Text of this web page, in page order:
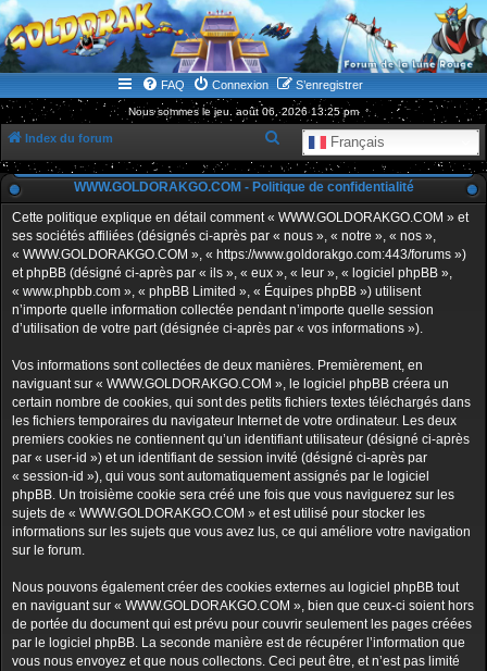
WWW.GOLDORAKGO.COM
le site de la Lune Rouge
FAQ Connexion S’enregistrer
Nous sommes le jeu. août 06, 2026 13:25 pm
Index du forum Français
e
c
h
e
c
r
WWW.GOLDORAKGO.COM - Politique de confidentialité
Cette politique explique en détail comment « WWW.GOLDORAKGO.COM » et
ses sociétés affiliées (désignés ci-après par « nous », « notre », « nos »,
« WWW.GOLDORAKGO.COM », « https://www.goldorakgo.com:443/forums »)
et phpBB (désigné ci-après par « ils », « eux », « leur », « logiciel phpBB »,
« www.phpbb.com », « phpBB Limited », « Équipes phpBB ») utilisent
n’importe quelle information collectée pendant n’importe quelle session
d’utilisation de votre part (désignée ci-après par « vos informations »).
Vos informations sont collectées de deux manières. Premièrement, en
naviguant sur « WWW.GOLDORAKGO.COM », le logiciel phpBB créera un
certain nombre de cookies, qui sont des petits fichiers textes téléchargés dans
les fichiers temporaires du navigateur Internet de votre ordinateur. Les deux
premiers cookies ne contiennent qu’un identifiant utilisateur (désigné ci-après
par « user-id ») et un identifiant de session invité (désigné ci-après par
« session-id »), qui vous sont automatiquement assignés par le logiciel
phpBB. Un troisième cookie sera créé une fois que vous naviguerez sur les
sujets de « WWW.GOLDORAKGO.COM » et est utilisé pour stocker les
informations sur les sujets que vous avez lus, ce qui améliore votre navigation
sur le forum.
Nous pouvons également créer des cookies externes au logiciel phpBB tout
en naviguant sur « WWW.GOLDORAKGO.COM », bien que ceux-ci soient hors
de portée du document qui est prévu pour couvrir seulement les pages créées
par le logiciel phpBB. La seconde manière est de récupérer l’information que
vous nous envoyez et que nous collectons. Ceci peut être, et n’est pas limité